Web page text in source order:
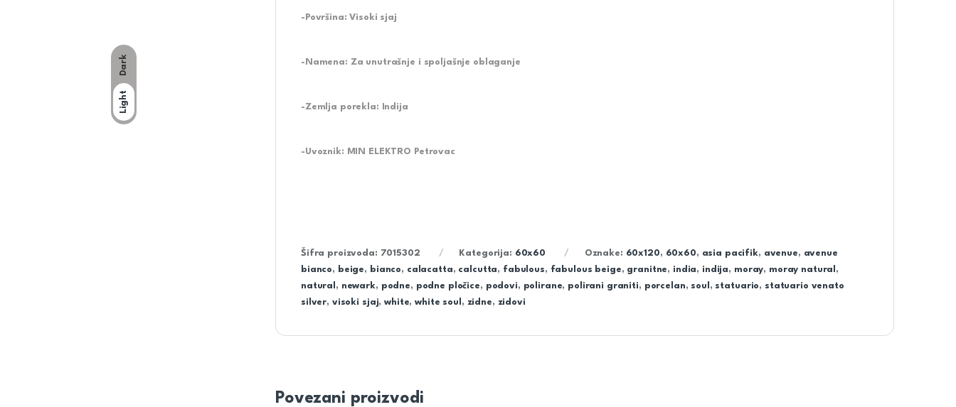
Dark
Light
-Površina: Visoki sjaj
-Namena: Za unutrašnje i spoljašnje oblaganje
-Zemlja porekla: Indija
-Uvoznik: MIN ELEKTRO Petrovac
Šifra proizvoda: 7015302 Kategorija: 60x60 Oznake: 60x120, 60x60, asia pacifik, avenue, avenue
bianco, beige, bianco, calacatta, calcutta, fabulous, fabulous beige, granitne, india, indija, moray, moray natural ,
natural , newark, podne, podne pločice, podovi, polirane, polirani graniti, porcelan, soul , statuario, statuario venato
silver, visoki sjaj,white,white soul , zidne, zidovi
Povezani proizvodi